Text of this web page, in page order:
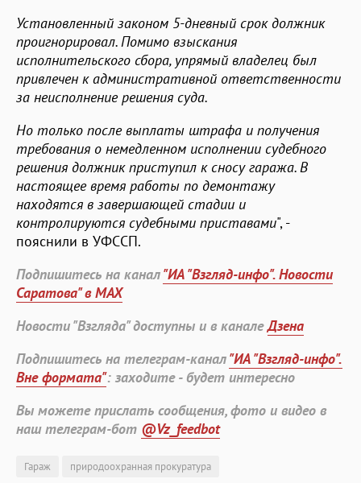
Установленный законом 5-дневный срок должник
проигнорировал. Помимо взыскания
исполнительского сбора, упрямый владелец был
привлечен к административной ответственности
за неисполнение решения суда.
Но только после выплаты штрафа и получения
требования о немедленном исполнении судебного
решения должник приступил к сносу гаража. В
настоящее время работы по демонтажу
находятся в завершающей стадии и
контролируются судебными приставами", -
пояснили в УФССП.
Подпишитесь на канал"ИА "Взгляд-инфо". Новости
Саратова" в MAX
Новости "Взгляда" доступны и в каналеДзена
Подпишитесь на телеграм-канал"ИА "Взгляд-инфо".
Вне формата": заходите - будет интересно
Вы можете прислать сообщения, фото и видео в
наш телеграм-бот @Vz_feedbot
Гараж
природоохранная прокуратура